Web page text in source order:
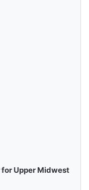
for Upper Midwest